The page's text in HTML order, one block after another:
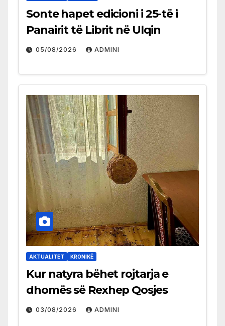
Sonte hapet edicioni i 25-të i
Panairit të Librit në Ulqin
05/08/2026 ADMINI
AKTUALITET KRONIKË
Kur natyra bëhet rojtarja e
dhomës së Rexhep Qosjes
03/08/2026 ADMINI